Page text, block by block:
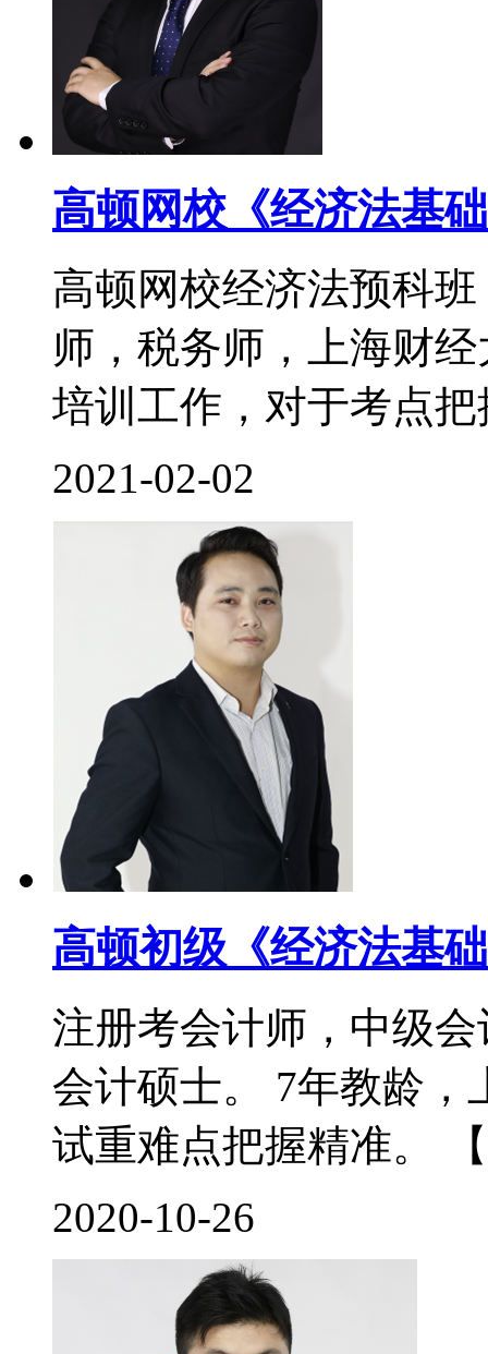
高顿网校《经济法基
高顿网校经济法预科
师，税务师，上海财
培训工作，对于考点
2021-02-02
高顿初级《经济法基
注册考会计师，中级
会计硕士。 7年教龄
试重难点把握精准。
2020-10-26